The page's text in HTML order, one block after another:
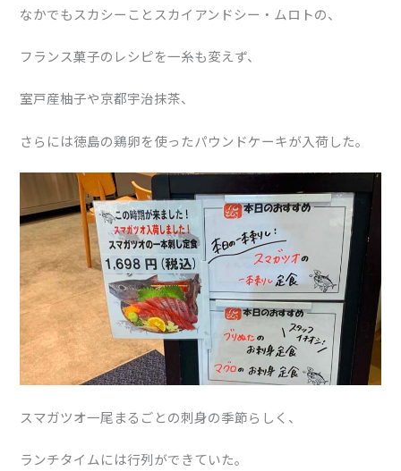
なかでもスカシーことスカイアンドシー・ムロトの、
フランス菓子のレシピを一糸も変えず、
室戸産柚子や京都宇治抹茶、
さらには徳島の鶏卵を使ったパウンドケーキが入荷した。
スマガツオ一尾まるごとの刺身の季節らしく、
ランチタイムには行列ができていた。